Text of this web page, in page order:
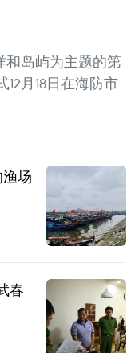
和岛屿为主题的第
月18日在海防市
场
春